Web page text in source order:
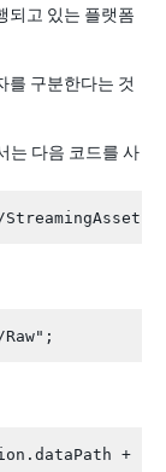
되고 있는 플랫폼
를 구분한다는 것
는 다음 코드를 사